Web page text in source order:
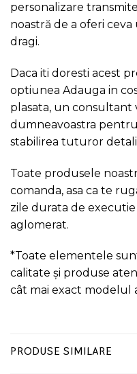
personalizare
noastră de a oferi
dragi.
Daca iti doresti acest
optiunea Adauga in
plasata, un consultant
dumneavoastra
stabilirea tuturor
Toate produsele
comanda, asa ca te
zile durata de
aglomerat.
*Toate elementele
calitate și produse
cât mai exact modelul
PRODUSE SIMILARE